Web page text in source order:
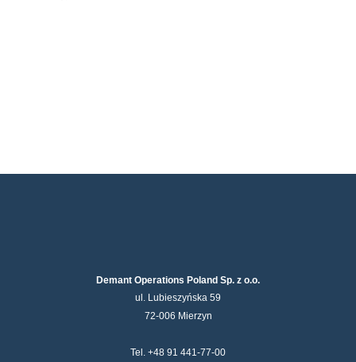
Demant Operations Poland Sp. z o.o.
ul. Lubieszyńska 59
72-006 Mierzyn
Tel. +48 91 441-77-00